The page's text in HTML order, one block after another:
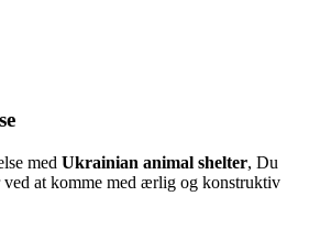
med Ukrainian animal shelter, Du
at komme med ærlig og konstruktiv